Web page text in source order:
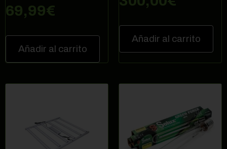
69,99€
Añadir al carrito
Añadir al carrito